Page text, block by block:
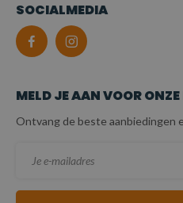
SOCIALMEDIA
MELD JE AAN VOOR
Ontvang de beste aanbiedingen